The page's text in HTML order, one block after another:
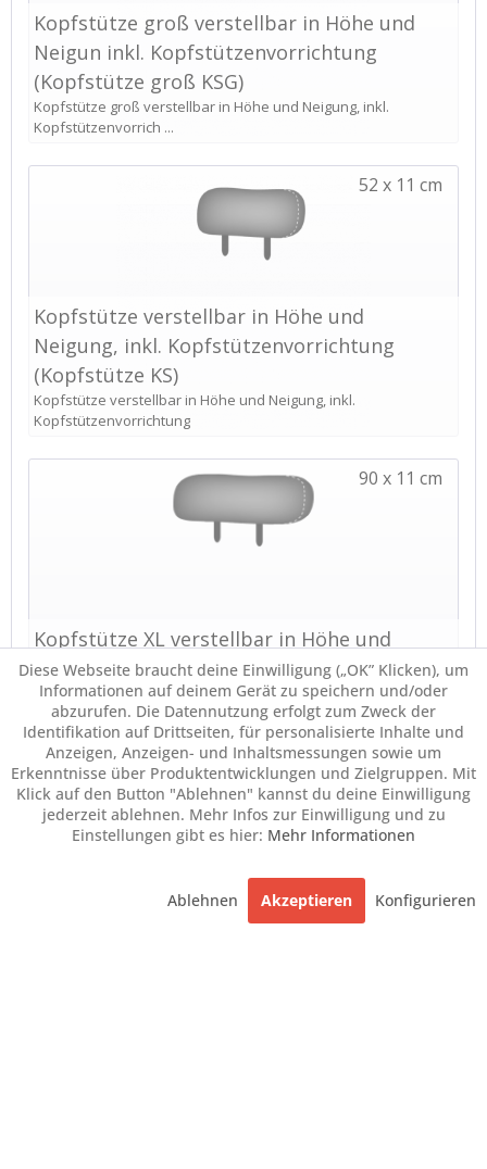
Diese Webseite braucht deine Einwilligung („OK” Klicken), um
Informationen auf deinem Gerät zu speichern und/oder
abzurufen. Die Datennutzung erfolgt zum Zweck der
Identifikation auf Drittseiten, für personalisierte Inhalte und
Anzeigen, Anzeigen- und Inhaltsmessungen sowie um
Erkenntnisse über Produktentwicklungen und Zielgruppen. Mit
Klick auf den Button "Ablehnen" kannst du deine Einwilligung
jederzeit ablehnen. Mehr Infos zur Einwilligung und zu
Einstellungen gibt es hier: Mehr Informationen
Ablehnen Akzeptieren Konfigurieren